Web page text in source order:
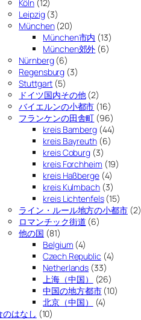
Köln(12)
Leipzig(3)
München(20)
München市内 (13)
München郊外 (6)
Nürnberg(6)
Regensburg (3)
Stuttgart (5)
ドイツ国内その他(2)
バイエルンの小都市 (16)
フランケンの田舎町 (96)
kreis Bamberg(44)
kreis Bayreuth(6)
kreis Coburg (3)
kreis Forchheim (19)
kreis Haßberge(4)
kreis Kulmbach(3)
kreis Lichtenfels(15)
ライン・ルール地方の小都市(2)
ロマンチック街道 (6)
他の国 (81)
Belgium (4)
Czech Republic (4)
Netherlands (33)
上海（中国）
(26)
中国の地方都市(10)
北京（中国）
(4)
のはなし (10)